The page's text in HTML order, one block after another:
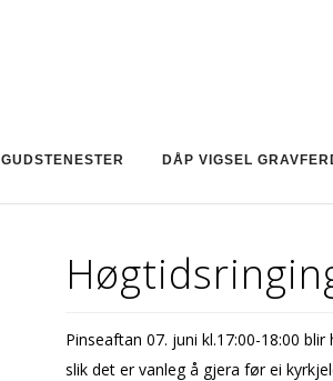
GUDSTENESTER DÅP VIGSEL
Pinseaftan 07. juni kl.17:00-18:00
slik det er vanleg å gjera før ei